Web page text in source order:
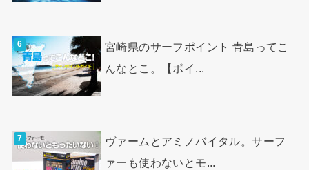
宮崎県のサーフポイント 青島ってこ
んなとこ。【ポイ...
ヴァームとアミノバイタル。サーフ
ァーも使わないとモ...